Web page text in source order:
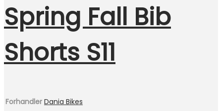
Spring Fall Bib
Shorts S11
Forhandler Dania Bikes